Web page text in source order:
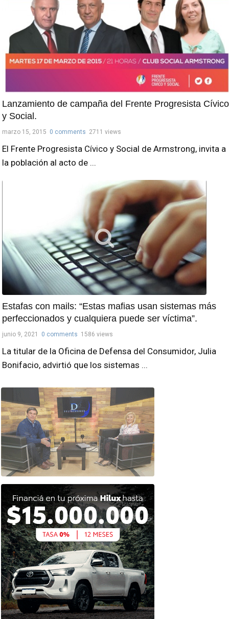
Lanzamiento de campaña del Frente Progresista Cívico
y Social.
marzo 15, 2015 0 comments 2711 views
El Frente Progresista Cívico y Social de Armstrong, invita a
la población al acto de ...
Estafas con mails: “Estas mafias usan sistemas más
perfeccionados y cualquiera puede ser víctima”.
junio 9, 2021 0 comments 1586 views
La titular de la Oficina de Defensa del Consumidor, Julia
Bonifacio, advirtió que los sistemas ...